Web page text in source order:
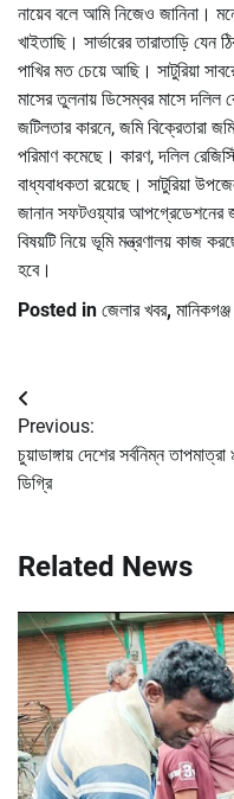
নায়েব বলে আমি নিজেও জানিনা।
খাইতাছি। সার্ভারের তারাতাড়ি
পাখির মত চেয়ে আছি। সাটুরিয়া
মাসের তুলনায় ডিসেম্বর মাসে দলিল
জটিলতার কারনে, জমি বিক্রেতারা
পরিমাণ কমেছে। কারণ, দলিল
বাধ্যবাধকতা রয়েছে। সাটুরিয়া
জানান সফটওয়্যার আপগ্রেডেশনের
বিষয়টি নিয়ে ভূমি মন্ত্রণালয় কাজ
হবে।
Posted in জেলার খবর, মানিকগঞ্জ
Post
navigation
Previous:
চুয়াডাঙ্গায় দেশের সর্বনিম্ন
ডিগ্রি
Related News